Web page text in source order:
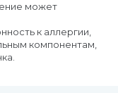
может
к аллергии,
компонентам,